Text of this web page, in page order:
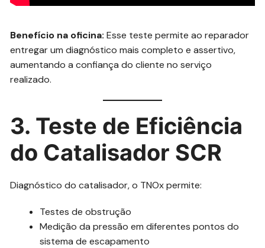
Benefício na oficina: Esse teste permite ao reparador
entregar um diagnóstico mais completo e assertivo,
aumentando a confiança do cliente no serviço
realizado.
3. Teste de Eficiência
do Catalisador SCR
Diagnóstico do catalisador, o TNOx permite:
Testes de obstrução
Medição da pressão em diferentes pontos do
sistema de escapamento